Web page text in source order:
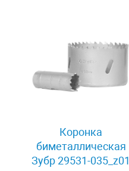
Коронка
биметаллическая
Зубр 29531-035_z01